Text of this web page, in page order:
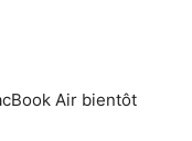
Air bientôt